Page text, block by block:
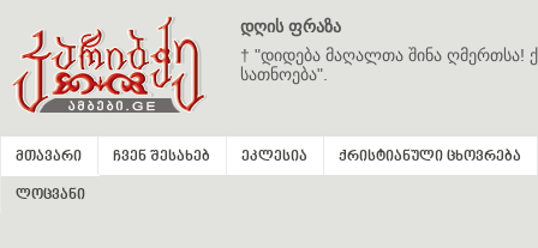
დღის ფრაზა
† "დიდება მაღალთა შინა ღმერთსა!
სათნოება".
მთავარი ჩვენ შესახებ ეკლესია ქრისტიანული ცხოვრება
ლოცვანი